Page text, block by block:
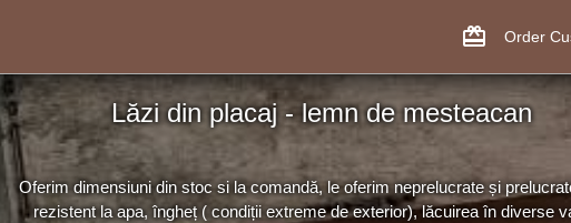
card_giftcard Order
Lăzi din placaj - lemn de mesteacan
Oferim dimensiuni din stoc si la comandă, le oferim neprelucrate și
rezistent la apa, îngheț ( condiții extreme de exterior), lăcuirea în diverse